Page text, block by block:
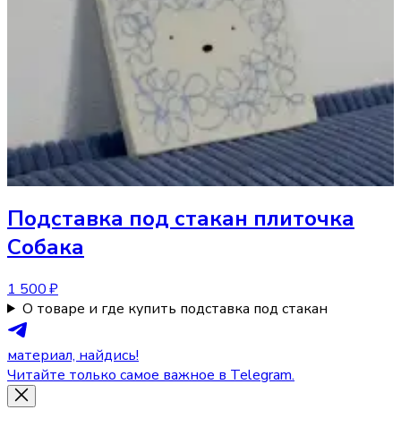
Подставка под стакан плиточка
Собака
1 500 ₽
О товаре и где купить подставка под стакан
материал, найдись!
Читайте только самое важное в Telegram.